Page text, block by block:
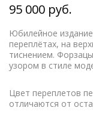
95 000 руб.
Юбилейное
переплётах, на
тиснением.
узором в стиле
Цвет переплетов
отличаются от